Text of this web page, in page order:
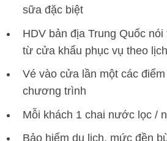
sữa đặc biệt
HDV bản địa Trung Quốc
từ cửa khẩu phục vụ theo
Vé vào cửa lần một các
chương trình
Mỗi khách 1 chai nước lọc /
Bảo hiểm du lịch, mức đền